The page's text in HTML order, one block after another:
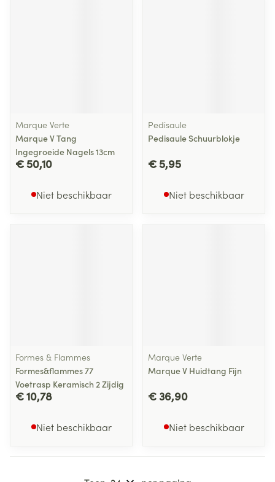
Marque Verte
Marque V Tang
Ingegroeide Nagels 13cm
€ 50,10
Niet beschikbaar
Pedisaule
Pedisaule Schuurblokje
€ 5,95
Niet beschikbaar
Formes & Flammes
Formes&flammes 77
Voetrasp Keramisch 2 Zijdig
€ 10,78
Niet beschikbaar
Marque Verte
Marque V Huidtang Fijn
€ 36,90
Niet beschikbaar